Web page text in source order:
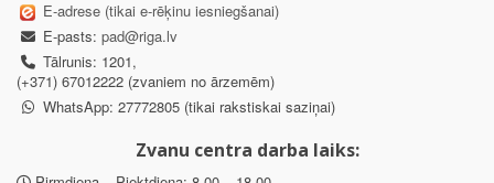
E-adrese (tikai e-rēķinu iesniegšanai)
E-pasts: pad@riga.lv
Tālrunis: 1201,
(+371) 67012222 (zvaniem no ārzemēm)
WhatsApp: 27772805 (tikai rakstiskai saziņai)
Zvanu centra darba laiks: